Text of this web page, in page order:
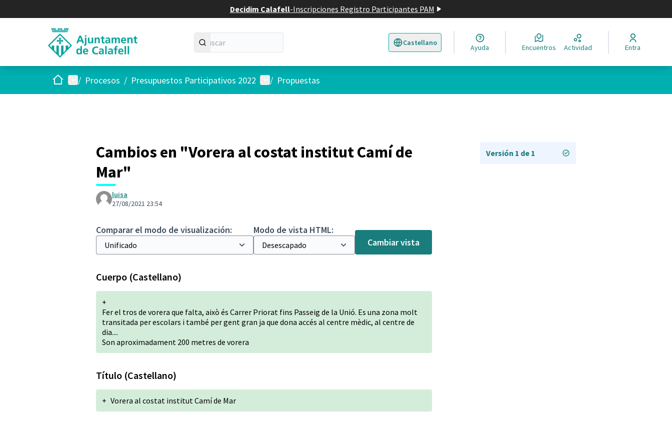
Decidim Calafell-Inscripciones Registro Participantes PAM
Castellano
Triar la llengua Elegir el idioma
Ayuda Encuentros Actividad Entra
InicioMenú principal
/ Procesos / Presupuestos Participativos 2022 Menú de usuario
/ Propuestas
Cambios en "Vorera al costat institut Camí de
Mar"
luisa
27/08/2021 23:54
Comparar el modo de visualización:
Modo de vista HTML:
Cambiar vista
Cuerpo (Castellano)
+
Fer el tros de vorera que falta, això és Carrer Priorat fins Passeig de la Unió. Es una zona molt
transitada per escolars i també per gent gran ja que dona accés al centre mèdic, al centre de
dia....
Son aproximadament 200 metres de vorera
Título (Castellano)
+ Vorera al costat institut Camí de Mar
Versión 1 de 1